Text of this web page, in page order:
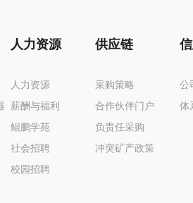
人力资源
人力资源
薪酬与福利
鲲鹏学苑
社会招聘
校园招聘
供应链
采购策略
合作伙伴门户
负责任采购
冲突矿产政策
公
体